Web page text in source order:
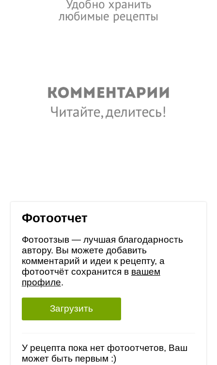
Фотоотчет
Фотоотзыв — лучшая благодарность
автору. Вы можете добавить
комментарий и идеи к рецепту, а
фотоотчёт сохранится в вашем
профиле.
Загрузить
У рецепта пока нет фотоотчетов, Ваш
может быть первым :)